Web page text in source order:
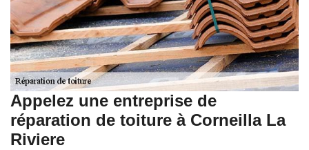
Appelez une entreprise de
réparation de toiture à Corneilla La
Riviere